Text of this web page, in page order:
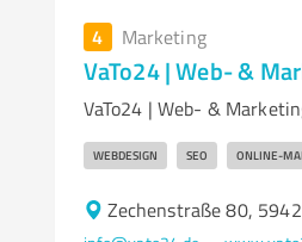
4 Marketing
VaTo24 | Web- &
VaTo24 | Web- &
WEBDESIGN SEO ONLINE-
Zechenstraße 80,